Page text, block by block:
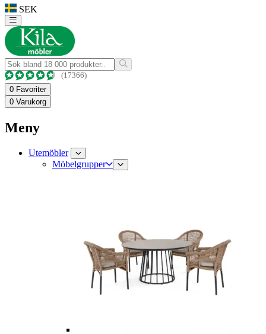
SEK
(17366)
0 Favoriter
0 Varukorg
Meny
Utemöbler
Möbelgrupper